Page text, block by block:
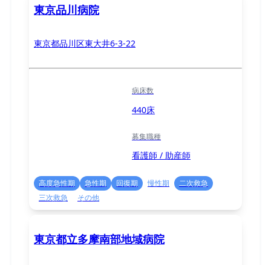
東京品川病院
東京都品川区東大井6-3-22
病床数
440床
募集職種
看護師 / 助産師
高度急性期 急性期 回復期 慢性期
二次救急
三次救急
その他
東京都立多摩南部地域病院